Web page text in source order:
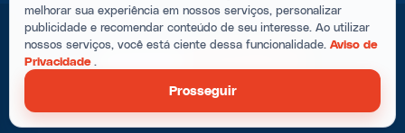
© 2026. Todos os direitos reservados.
melhorar sua experiência em nossos serviços, personalizar
publicidade e recomendar conteúdo de seu interesse. Ao utilizar
nossos serviços, você está ciente dessa funcionalidade. Aviso de
Privacidade .
Prosseguir